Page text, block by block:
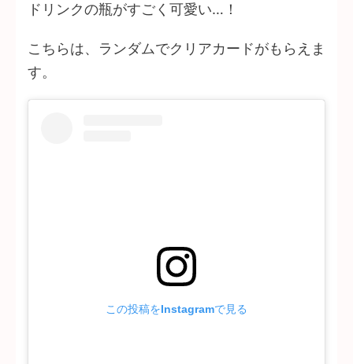
ドリンクの瓶がすごく可愛い…！
こちらは、ランダムでクリアカードがもらえま
す。
この投稿をInstagramで見る